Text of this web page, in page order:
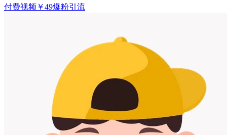
付费视频 ￥49爆粉引流